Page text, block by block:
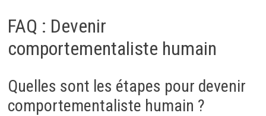
FAQ : Devenir
comportementaliste humain
Quelles sont les étapes pour devenir
comportementaliste humain ?